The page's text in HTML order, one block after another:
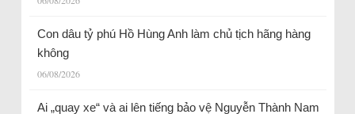
Con dâu tỷ phú Hồ Hùng Anh làm chủ tịch hãng hàng
không
06/08/2026
Ai „quay xe“ và ai lên tiếng bảo vệ Nguyễn Thành Nam